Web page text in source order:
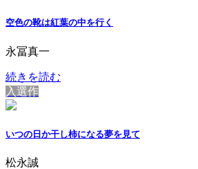
空色の靴は紅葉の中を行く
永冨真一
続きを読む
入選作
いつの日か干し柿になる夢を見て
松永誠